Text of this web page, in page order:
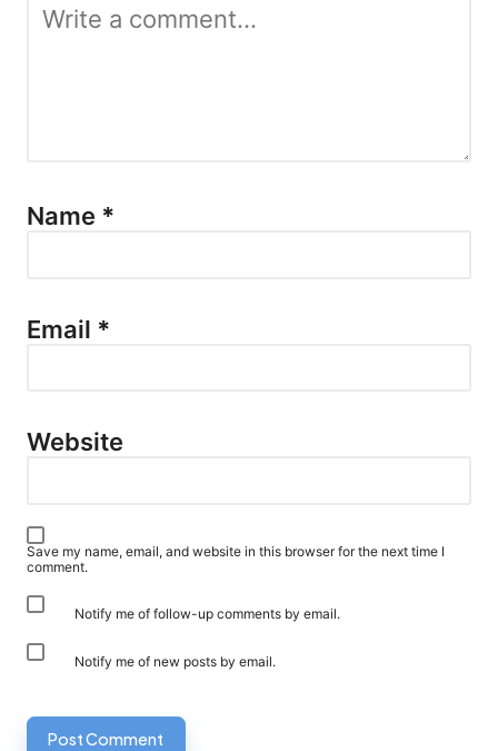
Name *
Email *
Website
Save my name, email, and website in this browser for the next time I
comment.
Notify me of follow-up comments by email.
Notify me of new posts by email.